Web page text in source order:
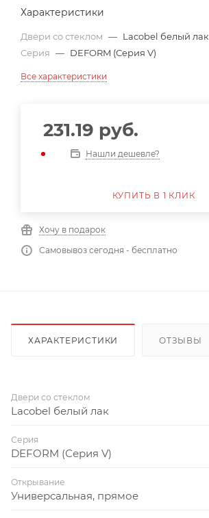
Характеристики
Двери со стеклом — Lacobel белый лак
Серия — DEFORM (Серия V)
Все характеристики
231.19 руб.
Нашли дешевле?
КУПИТЬ В 1 КЛИК
Хочу в подарок
Самовывоз сегодня - бесплатно
ХАРАКТЕРИСТИКИ ОТЗЫВЫ
Двери со стеклом
Lacobel белый лак
Серия
DEFORM (Серия V)
Открывание
Универсальная, прямое